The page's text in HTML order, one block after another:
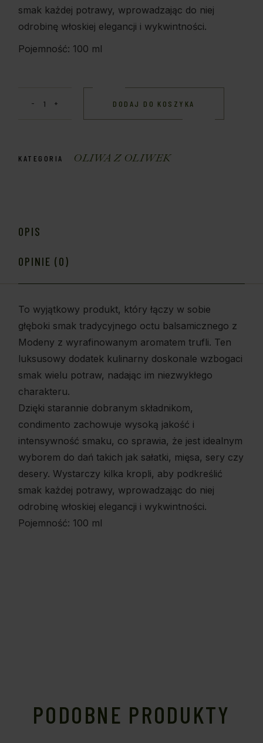
smak każdej potrawy, wprowadzając do niej
odrobinę włoskiej elegancji i wykwintności.
Pojemność: 100 ml
DODAJ DO KOSZYKA
KATEGORIA OLIWA Z OLIWEK
OPIS
OPINIE (0)
To wyjątkowy produkt, który łączy w sobie
głęboki smak tradycyjnego octu balsamicznego z
Modeny z wyrafinowanym aromatem trufli. Ten
luksusowy dodatek kulinarny doskonale wzbogaci
smak wielu potraw, nadając im niezwykłego
charakteru.
Dzięki starannie dobranym składnikom,
condimento zachowuje wysoką jakość i
intensywność smaku, co sprawia, że jest idealnym
wyborem do dań takich jak sałatki, mięsa, sery czy
desery. Wystarczy kilka kropli, aby podkreślić
smak każdej potrawy, wprowadzając do niej
odrobinę włoskiej elegancji i wykwintności.
Pojemność: 100 ml
PODOBNE PRODUKTY